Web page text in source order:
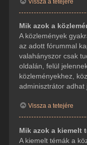
Vissza a tetejére
Mik azok a
A közlemények
az adott fórummal
valahányszor csak
oldalán, felül
közleményekhez,
adminisztrátor adhat
Vissza a tetejére
Mik azok a kiemelt
A kiemelt témák a